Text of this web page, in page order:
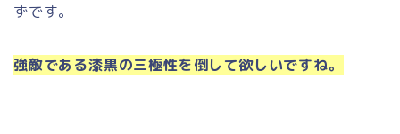
ずです。
強敵である漆黒の三極性を倒して欲しいですね。